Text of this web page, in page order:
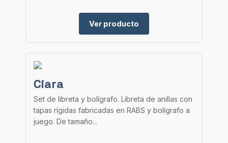
Ver producto
Ciara
Set de libreta y bolígrafo. Libreta de anillas con
tapas rígidas fabricadas en RABS y bolígrafo a
juego. De tamaño...